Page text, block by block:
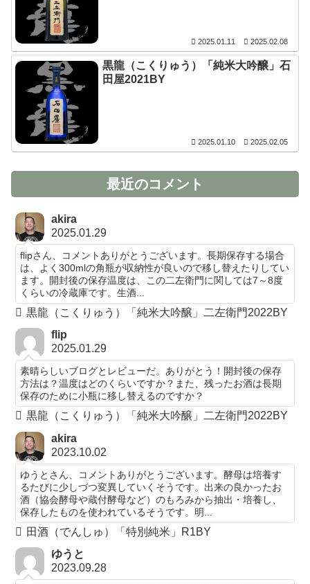
2025.01.11 2025.02.08
黒龍（こくりゅう）「純米大吟醸」石
田屋2021BY
2025.01.10 2025.02.05
最近のコメント
akira
2025.01.29
flipさん、コメントありがとうございます。長期保存する場合
は、よく300mlの角瓶が収納性が良いので移し替えたりしてい
ます。開封後の保存温度は、この二左衛門に関しては7～8度
くらいの冷蔵庫です。生酒...
黒龍（こくりゅう）「純米大吟醸」二左衛門2022BY
flip
2025.01.29
素晴らしいブログとレビューだ。ありがとう！開封後の保存
方法は？温度はどのくらいですか？また、残ったお酒は長期
保存のために小瓶に移し替えるのですか？
黒龍（こくりゅう）「純米大吟醸」二左衛門2022BY
akira
2023.10.02
ゆうとさん、コメントありがとうございます。酵母は培養す
るたびに少しづつ変異していくそうです。出来の良かったお
酒（協会酵母や蔵付酵母など）のもろみから抽出・培養し、
保存したものを使われているそうです。明...
田酒（でんしゅ）「特別純米」R1BY
ゆうと
2023.09.28